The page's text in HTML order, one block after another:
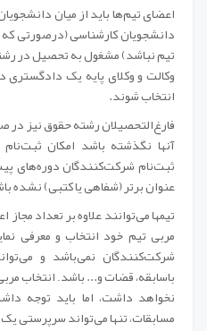
اعضای تیم‌ها باید از میان
دانشجویان کارشناسی (درصورتی
تیم نباشد) مشغول به تحصیل در
انتخاب شوند.
فارغ‌التحصیلان رشته حقوق نیز
آنها نگذشته باشد امکان
ثبت‌نام شرکت‌کنندگان دوره‌های
عنوان برتر (شفاهی یا کتبی) نشده
مربی تیم خود انتخاب و معرفی
شرکت‌کنندگان نمی‌باشد و
باسابقه، قضات و... باشد. انتخاب
نخواهد داشت، اما باید توجه
مسابقات، تنها می‌تواند سرپرستی